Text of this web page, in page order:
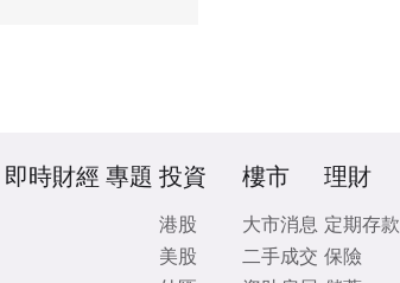
即時財經 專題 投資
港股
美股
樓市
大市消息
二手成交
理財
定期存款
保險